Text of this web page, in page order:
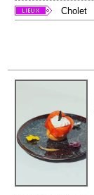
Cholet